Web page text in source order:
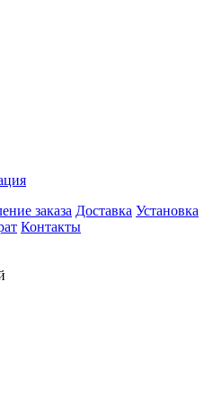
заказа Доставка Установка
Контакты